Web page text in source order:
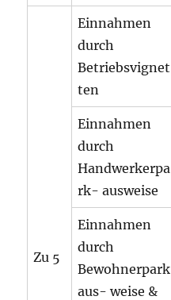
Zu 5
Einnahmen
durch
Betriebsvignet
ten
Einnahmen
durch
Handwerkerpa
rk- ausweise
Einnahmen
durch
Bewohnerpark
aus- weise &